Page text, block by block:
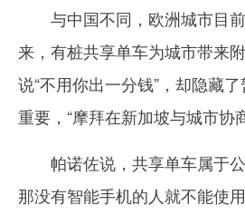
与中国不同，欧洲城市目前
来，有桩共享单车为城市带来
说“不用你出一分钱”，却隐藏
重要，“摩拜在新加坡与城市协
帕诺佐说，共享单车属于公
那没有智能手机的人就不能使